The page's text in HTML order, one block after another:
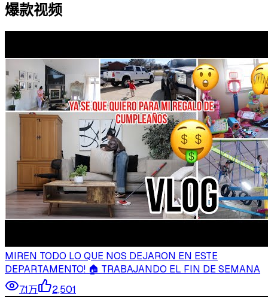
爆款视频
MIREN TODO LO QUE NOS DEJARON EN ESTE
DEPARTAMENTO! 🏠 TRABAJANDO EL FIN DE SEMANA
7.1万
2,501